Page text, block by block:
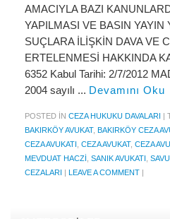
İdare ve Vergi Hukuku
Basında Derya Kuşaslan
HESAPLAMA ARAÇLARI
Kıdem Tazminatı Hesaplama
Fazla Mesai Hesaplama
AMACIYLA BAZI
YAPILMASI VE BASIN YAYIN
SUÇLARA İLİŞKİN DAVA VE
ERTELENMESİ HAKKINDA
6352 Kabul Tarihi: 2/7/2012
2004 sayılı ... Devamını Oku
POSTED IN CEZA HUKUKU DAVALARI |
BAKIRKÖY AVUKAT, BAKIRKÖY CEZA
CEZA AVUKATI CEZA AVUKAT, CEZA
MEVDUAT HACZI SANIK AVUKATI
CEZALARI | LEAVE A COMMENT |